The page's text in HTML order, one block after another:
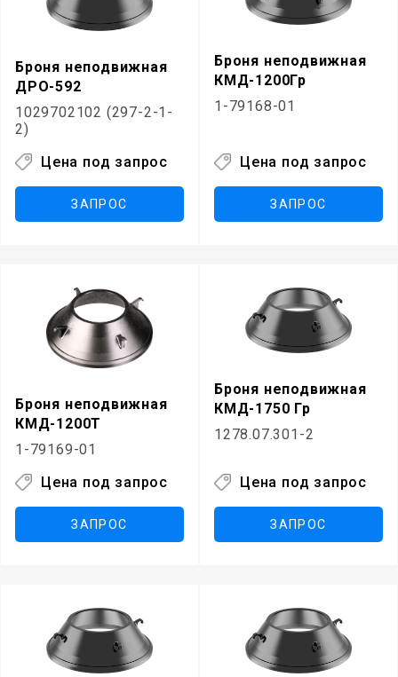
Броня неподвижная
ДРО-592
1029702102 (297-2-1-
2)
Цена под запрос
ЗАПРОС
Броня неподвижная
КМД-1200Гр
1-79168-01
Цена под запрос
ЗАПРОС
Броня неподвижная
КМД-1200Т
1-79169-01
Цена под запрос
ЗАПРОС
Броня неподвижная
КМД-1750 Гр
1278.07.301-2
Цена под запрос
ЗАПРОС